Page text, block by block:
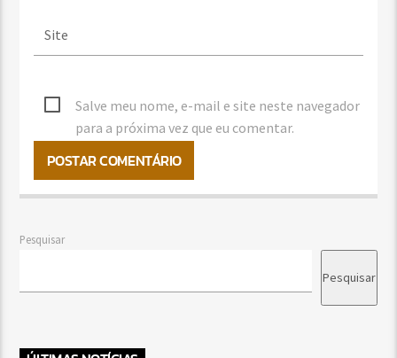
Salve meu nome, e-mail e site neste navegador
para a próxima vez que eu comentar.
Pesquisar
Pesquisar